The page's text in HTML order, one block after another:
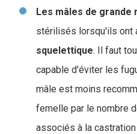
Les mâles de grande
stérilisés lorsqu'ils ont
squelettique. Il faut
capable d'éviter les
mâle est moins
femelle par le nombre
associés à la